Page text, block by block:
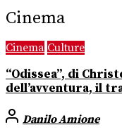
Cinema
Cinema Culture
“Odissea”, di
dell’avventura, il
Danilo Amione